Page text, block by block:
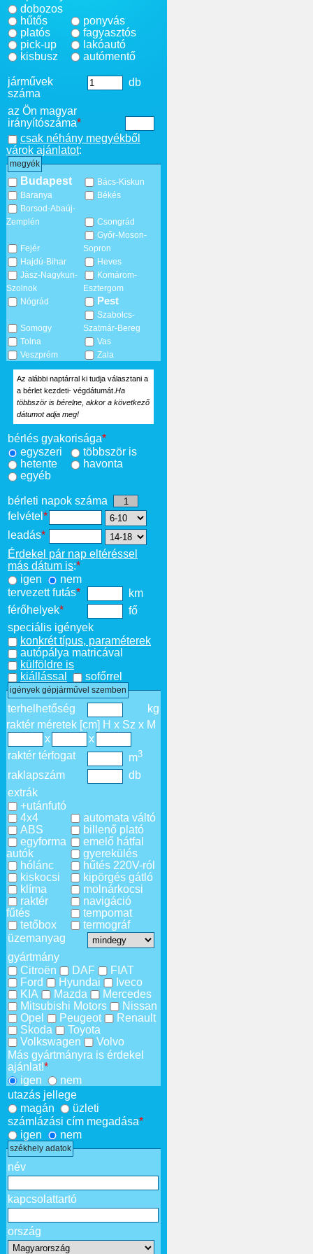
dobozos
hűtős
platós
pick-up
kisbusz
ponyvás
fagyasztós
lakóautó
autómentő
járművek
száma
db
az Ön magyar
irányítószáma*
csak néhány megyékből
várok ajánlatot:
megyék
Budapest
Bács-Kiskun
Baranya
Békés
Borsod-Abaúj-
Zemplén
Csongrád
Fejér
Győr-Moson-
Sopron
Hajdú-Bihar
Heves
Jász-Nagykun-
Szolnok
Komárom-
Esztergom
Nógrád
Pest
Somogy
Szabolcs-
Szatmár-Bereg
Tolna
Vas
Veszprém
Zala
Az alábbi naptárral ki tudja választani a
a bérlet kezdeti- végdátumát. Ha
többször is bérelne, akkor a következő
dátumot adja meg!
bérlés gyakorisága*
egyszeri
többször is
hetente
havonta
egyéb
bérleti napok száma
felvétel *
leadás*
Érdekel pár nap eltéréssel
más dátum is:*
igen
nem
tervezett futás*
km
férőhelyek*
fő
speciális igények
konkrét típus, paraméterek
autópálya matricával
külföldre is
kiállással
sofőrrel
igények gépjárművel szemben
terhelhetőség
kg
raktér méretek [cm] H x Sz x M
x
x
raktér térfogat
m3
raklapszám
db
extrák
+utánfutó
4x4
ABS
egyforma
autók
hólánc
kiskocsi
klíma
raktér
fűtés
tetőbox
automata váltó
billenő plató
emelő hátfal
gyerekülés
hűtés 220V-ról
kipörgés gátló
molnárkocsi
navigáció
tempomat
termográf
üzemanyag
gyártmány
Citroën
DAF
FIAT
Ford
Hyundai
Iveco
KIA
Mazda
Mercedes
Mitsubishi Motors
Nissan
Opel
Peugeot
Renault
Skoda
Toyota
Volkswagen
Volvo
Más gyártmányra is érdekel
ajánlat!*
igen
nem
utazás jellege
magán
üzleti
számlázási cím megadása*
igen
nem
székhely adatok
név
kapcsolattartó
ország